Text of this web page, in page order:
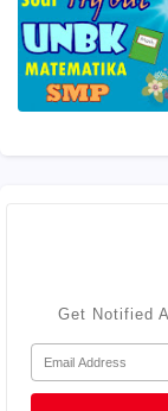
Get Notified